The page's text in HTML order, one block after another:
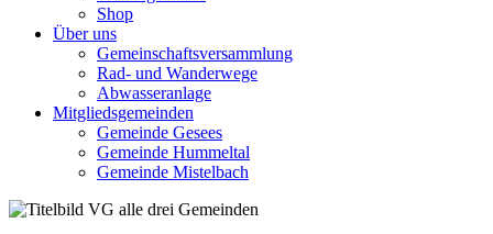
Shop
Über uns
Gemeinschaftsversammlung
Rad- und Wanderwege
Abwasseranlage
Mitgliedsgemeinden
Gemeinde Gesees
Gemeinde Hummeltal
Gemeinde Mistelbach